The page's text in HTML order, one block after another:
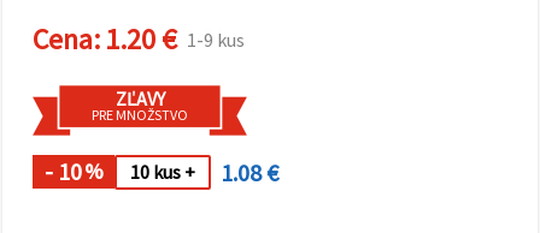
môžete
uviesť svoje
Nastaveniach
výberom
súborov
Cena:1.20 € 1-9 kus
ZĽAVY
PRE MNOŽSTVO
- 10% 10 kus + 1.08 €